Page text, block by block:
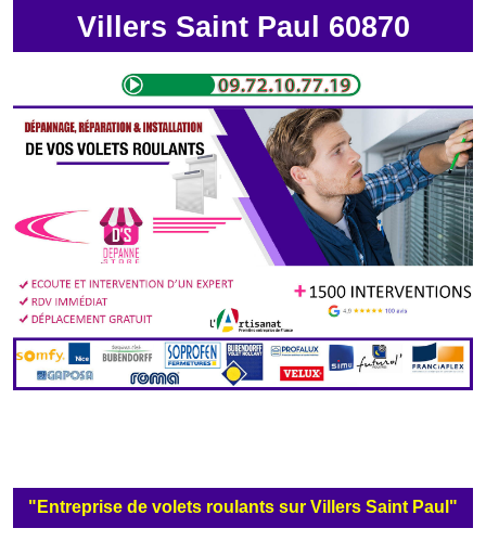
Villers Saint Paul 60870
"Entreprise de volets roulants sur Villers Saint Paul"